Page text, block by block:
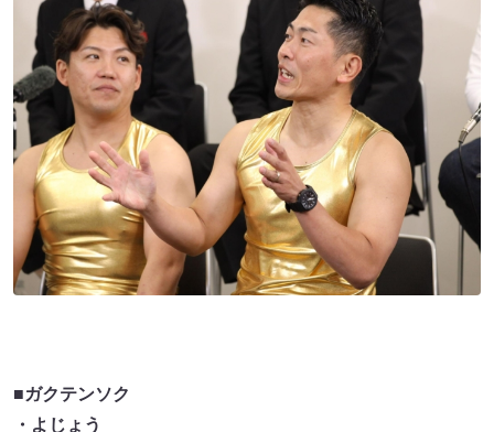
■ガクテンソク
・よじょう